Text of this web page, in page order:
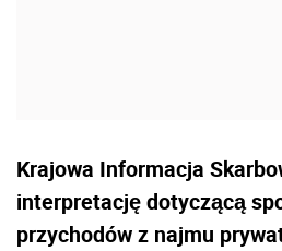
Krajowa Informacja
interpretację dotyczącą
przychodów z najmu